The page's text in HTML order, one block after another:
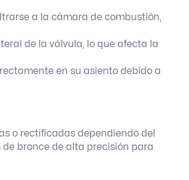
a la cámara de combustión,
de la válvula, lo que afecta la
en su asiento debido a
o rectificadas dependiendo del
bronce de alta precisión para